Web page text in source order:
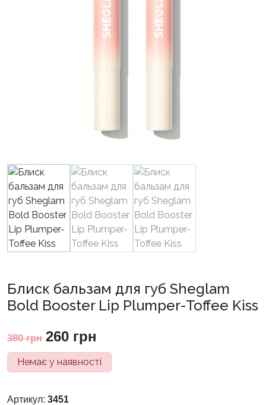
Блиск бальзам для губ Sheglam
Bold Booster Lip Plumper-Toffee Kiss
380грн Оригінальна
ціна:
260 грн
ціна:
Немає у наявності
Артикул: 3451